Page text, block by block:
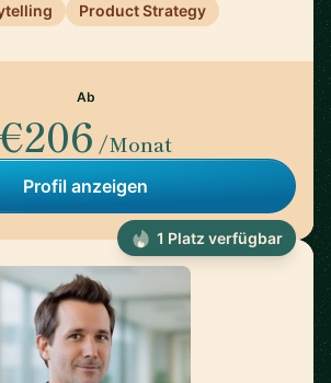
Product Strategy
Ab
€206 /Monat
Profil anzeigen
1 Platz verfügbar